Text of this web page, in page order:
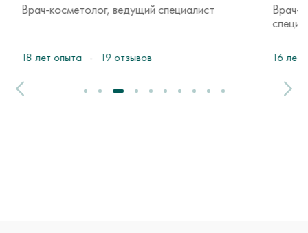
Врач-косметолог, ведущий специалист
18 лет опыта 19 отзывов
Врач-
16 лет